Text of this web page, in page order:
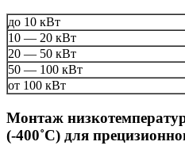
до 10 кВт
10 — 20 кВт
20 — 50 кВт
50 — 100 кВт
от 100 кВт
Монтаж
(-400˚C) для